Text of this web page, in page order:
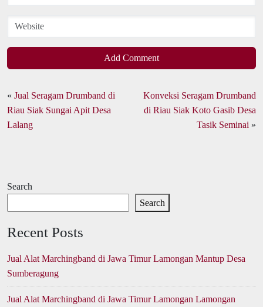
Add Comment
« Jual Seragam Drumband di
Riau Siak Sungai Apit Desa
Lalang
Konveksi Seragam Drumband
di Riau Siak Koto Gasib Desa
Tasik Seminai »
Search
Search
Recent Posts
Jual Alat Marchingband di Jawa Timur Lamongan Mantup Desa
Sumberagung
Jual Alat Marchingband di Jawa Timur Lamongan Lamongan